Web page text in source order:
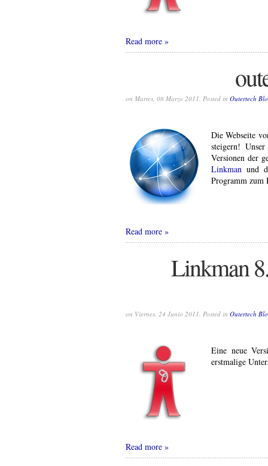
Read more
on Martes, 08 Marzo 2011. Posted in Outertech
Die Webseite
steigern!
Versionen der
Linkman und
Programm zum
Read more
Linkman
on Viernes, 24 Junio 2011. Posted in Outertech
Eine neue
erstmalige
Read more